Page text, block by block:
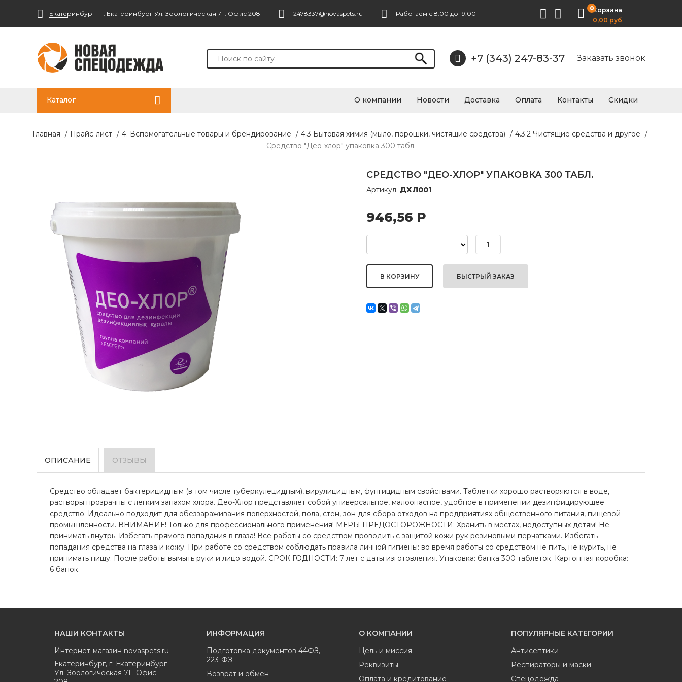
Екатеринбург г. Екатеринбург Ул. Зоологическая 7Г. Офис 208 2478337@novaspets.ru Работаем с 8:00 до 19:00
0Корзина
0,00 руб
+7 (343) 247-83-37 Заказать звонок
Каталог О компании Новости Доставка Оплата Контакты Скидки
Главная / Прайс-лист / 4. Вспомогательные товары и брендирование / 4.3 Бытовая химия (мыло, порошки, чистящие средства) / 4.3.2 Чистящие средства и другое /
Средство "Део-хлор" упаковка 300 табл.
СРЕДСТВО "ДЕО-ХЛОР" УПАКОВКА 300 ТАБЛ.
Артикул: ДХЛ001
946,56 Р
БЫСТРЫЙ ЗАКАЗ
ОПИСАНИЕ ОТЗЫВЫ
Средство обладает бактерицидным (в том числе туберкулецидным), вирулицидным, фунгицидным свойствами. Таблетки хорошо растворяются в воде,
растворы прозрачны с легким запахом хлора. Део-Хлор представляет собой универсальное, малоопасное, удобное в применении дезинфицирующее
средство. Идеально подходит для обеззараживания поверхностей, пола, стен, зон для сбора отходов на предприятиях общественного питания, пищевой
промышленности. ВНИМАНИЕ! Только для профессионального применения! МЕРЫ ПРЕДОСТОРОЖНОСТИ: Хранить в местах, недоступных детям! Не
принимать внутрь. Избегать прямого попадания в глаза! Все работы со средством проводить с защитой кожи рук резиновыми перчатками. Избегать
попадания средства на глаза и кожу. При работе со средством соблюдать правила личной гигиены: во время работы со средством не пить, не курить, не
принимать пищу. После работы вымыть руки и лицо водой. СРОК ГОДНОСТИ: 7 лет с даты изготовления. Упаковка: банка 300 таблеток. Картонная коробка:
6 банок.
НАШИ КОНТАКТЫ
Интернет-магазин novaspets.ru
Екатеринбург, г. Екатеринбург
Ул. Зоологическая 7Г. Офис
ИНФОРМАЦИЯ
Подготовка документов 44ФЗ,
223-ФЗ
Возврат и обмен
О КОМПАНИИ
Цель и миссия
Реквизиты
Оплата и кредитование
ПОПУЛЯРНЫЕ КАТЕГОРИИ
Антисептики
Респираторы и маски
Спецодежда